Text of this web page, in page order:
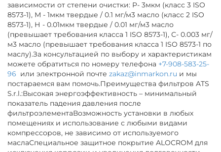
зависимости от степени очистки: P- 3мкм (класс 3 ISO
8573-1), М - 1мкм твердые / 0.1 мг/м3 масло (класс 2 ISO
8573-1), Н - 0.01мкм твердые / 0.01 мг/м3 масло
(превышает требования класса 1 ISO 8573-1), С- 0.003 мг/
м3 масло (превышает требования класса 1 ISO 8573-1 по
маслу).За консультацией по выбору и характеристикам
можете обратиться по номеру телефона +7-908-583-25-
96 или электронной почтеzakaz@inmarkon.ru и мы
постараемся вам помочь.Преимущества фильтров ATS
S.r.l.:Высокая энергоэффективность – минимальный
показатель падения давления после
фильтроэлементаВозможность установки в любых
помещениях и использование с любыми видами
компрессоров, не зависимо от используемого
маслаСпециальное защитное покрытие ALOCROM для